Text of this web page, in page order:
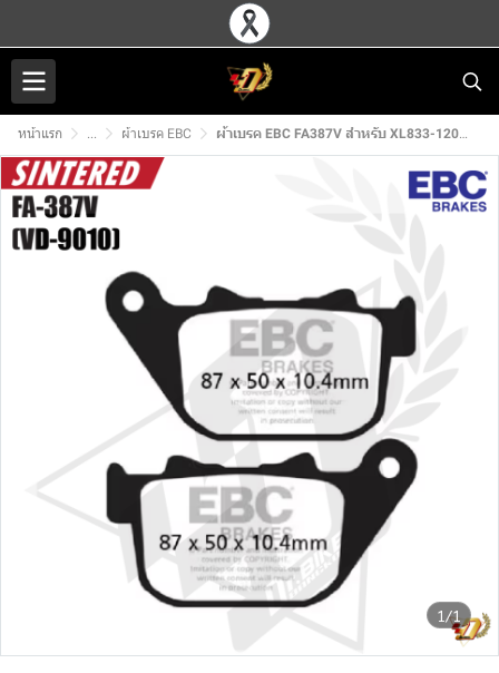
หน้าแรก ... ผ้าเบรค EBC ผ้าเบรค EBC FA387V สำหรับ XL833-1200 (04-13) (R)
1/1